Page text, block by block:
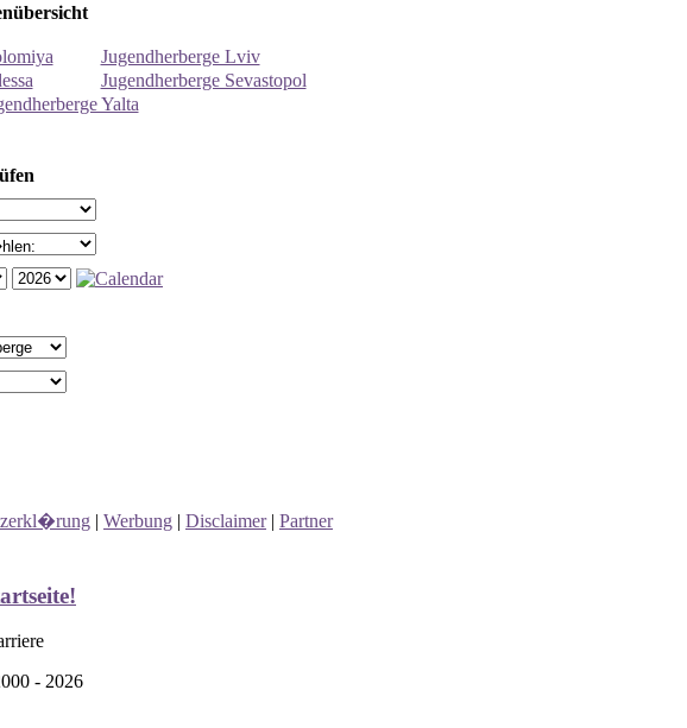
Jugendherberge Lviv
Jugendherberge Sevastopol
Yalta
| Werbung | Disclaimer| Partner
- 2026